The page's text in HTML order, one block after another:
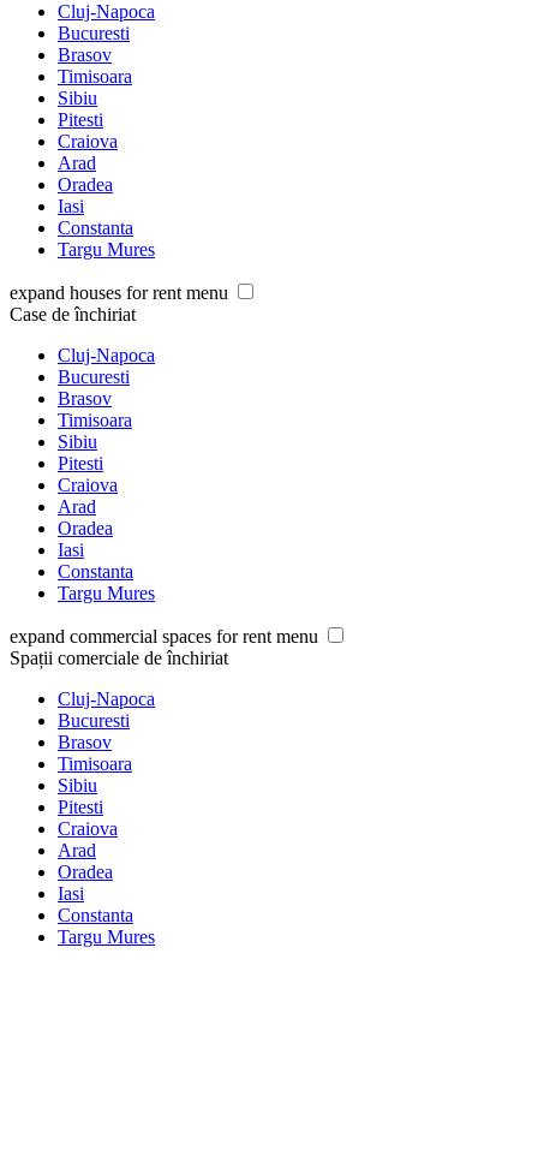
Cluj-Napoca
Bucuresti
Brasov
Timisoara
Sibiu
Pitesti
Craiova
Arad
Oradea
Iasi
Constanta
Targu Mures
expand houses for rent menu
Case de închiriat
Cluj-Napoca
Bucuresti
Brasov
Timisoara
Sibiu
Pitesti
Craiova
Arad
Oradea
Iasi
Constanta
Targu Mures
expand commercial spaces for rent menu
Spații comerciale de închiriat
Cluj-Napoca
Bucuresti
Brasov
Timisoara
Sibiu
Pitesti
Craiova
Arad
Oradea
Iasi
Constanta
Targu Mures